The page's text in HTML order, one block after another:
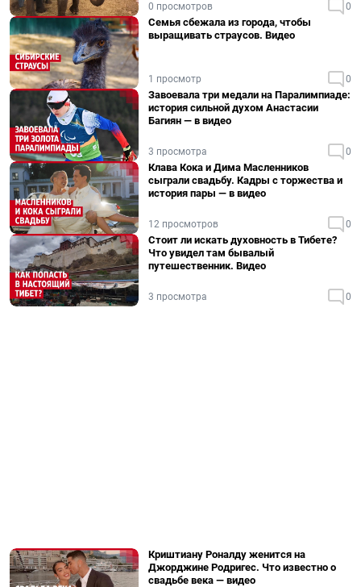
0 просмотров 0
Семья сбежала из города, чтобы
выращивать страусов. Видео
1 просмотр 0
Завоевала три медали на Паралимпиаде:
история сильной духом Анастасии
Багиян — в видео
3 просмотра 0
Клава Кока и Дима Масленников
сыграли свадьбу. Кадры с торжества и
история пары — в видео
12 просмотров 0
Стоит ли искать духовность в Тибете?
Что увидел там бывалый
путешественник. Видео
3 просмотра 0
Криштиану Роналду женится на
Джорджине Родригес. Что известно о
свадьбе века — видео